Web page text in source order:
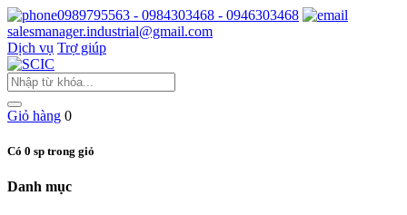
0989795563 - 0984303468 - 0946303468
salesmanager.industrial@gmail.com
Dịch vụ Trợ giúp
Giỏ hàng 0
Có 0 sp trong giỏ
Danh mục